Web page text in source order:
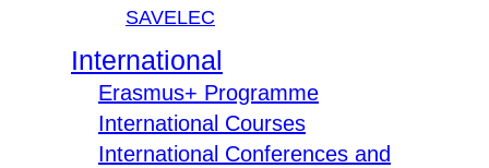
SAVELEC
International
Erasmus+ Programme
International Courses
International Conferences and